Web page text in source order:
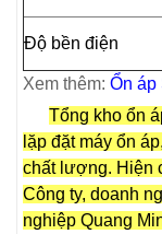
Độ bền điện
Xem thêm: Ổn áp
Tổng kho ổn
lặp đặt máy ổn
chất lượng. Hiện
Công ty, doanh
nghiệp Quang